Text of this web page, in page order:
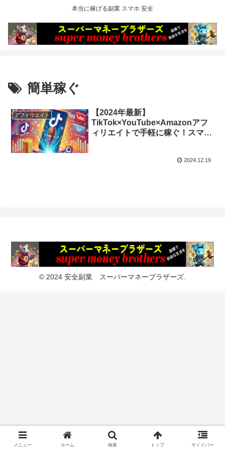
本当に稼げる副業 スマホ 安全
簡単稼ぐ
アフィリエイト
【2024年最新】
TikTok×YouTube×Amazonアフ
ィリエイトで手軽に稼ぐ！スマホ
2024.12.19
© 2024 安全副業 スーパーマネーブラザーズ.
メニュー ホーム 検索 トップ サイドバー